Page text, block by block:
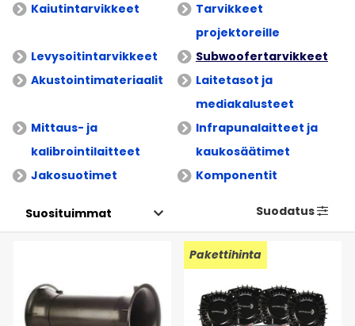
Kaiutintarvikkeet
Tarvikkeet
projektoreille
Levysoitintarvikkeet
Subwoofertarvikkeet
Akustointimateriaalit
Laitetasot ja
mediakalusteet
Mittaus- ja
kalibrointilaitteet
Infrapunalaitteet ja
kaukosäätimet
Jakosuotimet
Komponentit
Suodatus
Pakettihinta